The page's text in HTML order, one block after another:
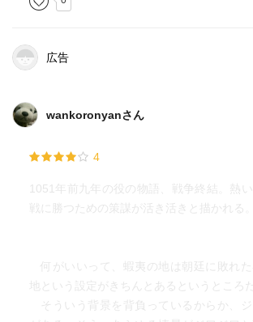
広告
wankoronyanさん
4
1051年前九年の役の物語、戦争終結。熱
戦に勝つための策謀が活き活きと描かれる
何がいいって、蝦夷の地は朝廷に敗れた
地という設定がきちんとあるというところ
そういう背景を背負っているからか、ジ